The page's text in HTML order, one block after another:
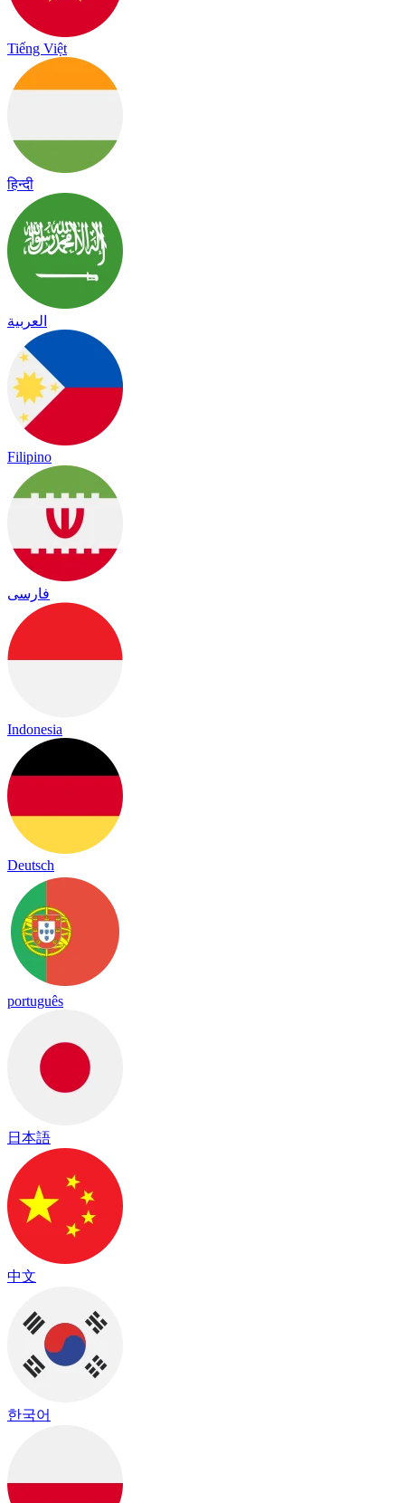
Tiếng Việt
हिन्दी
العربية
Filipino
فارسی
Indonesia
Deutsch
português
日本語
中文
한국어